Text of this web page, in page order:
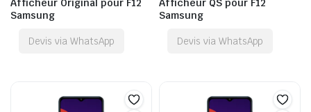
Afficheur Original pour F12
Samsung
Devis via WhatsApp
Afficheur QS pour F12
Samsung
Devis via WhatsApp